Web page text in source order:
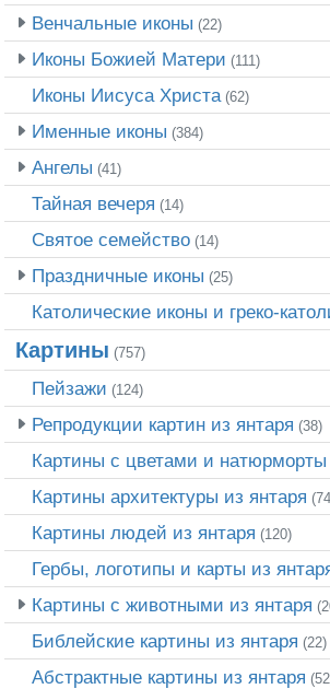
Венчальные иконы (22)
Иконы Божией Матери (111)
Иконы Иисуса Христа (62)
Именные иконы (384)
Ангелы (41)
Тайная вечеря (14)
Святое семейство (14)
Праздничные иконы (25)
Католические иконы и греко-
Картины (757)
Пейзажи (124)
Репродукции картин из янтаря (38)
Картины с цветами и натюрморты
Картины архитектуры из янтаря
Картины людей из янтаря (120)
Гербы, логотипы и карты из
Картины с животными из янтаря
Библейские картины из янтаря (22)
Абстрактные картины из янтаря